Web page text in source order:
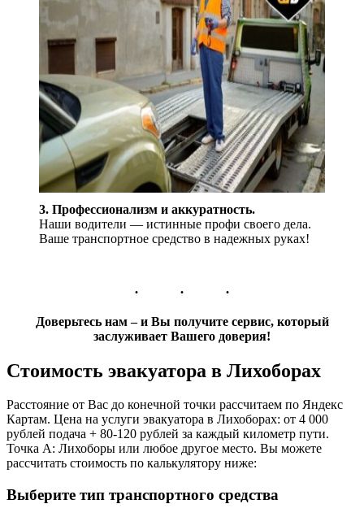
3. Профессионализм и аккуратность.
Наши водители — истинные профи своего дела.
Ваше транспортное средство в надежных руках!
Доверьтесь нам – и Вы получите сервис, который
заслуживает Вашего доверия!
Стоимость эвакуатора в Лихоборах
Расстояние от Вас до конечной точки рассчитаем по Яндекс
Картам. Цена на услуги эвакуатора в Лихоборах: от 4 000
рублей подача + 80-120 рублей за каждый километр пути.
Точка А: Лихоборы или любое другое место. Вы можете
рассчитать стоимость по калькулятору ниже:
Выберите тип транспортного средства